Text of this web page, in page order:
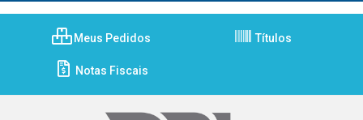
Meus Pedidos Títulos
Notas Fiscais